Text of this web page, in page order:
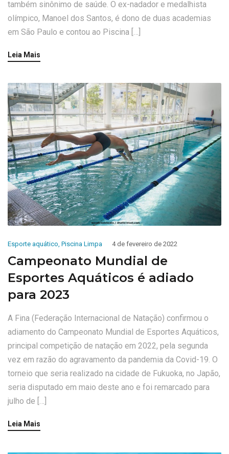
também sinônimo de saúde. O ex-nadador e medalhista
olímpico, Manoel dos Santos, é dono de duas academias
em São Paulo e contou ao Piscina […]
Leia Mais
Esporte aquático, Piscina Limpa 4 de fevereiro de 2022
Campeonato Mundial de
Esportes Aquáticos é adiado
para 2023
A Fina (Federação Internacional de Natação) confirmou o
adiamento do Campeonato Mundial de Esportes Aquáticos,
principal competição de natação em 2022, pela segunda
vez em razão do agravamento da pandemia da Covid-19. O
torneio que seria realizado na cidade de Fukuoka, no Japão,
seria disputado em maio deste ano e foi remarcado para
julho de […]
Leia Mais